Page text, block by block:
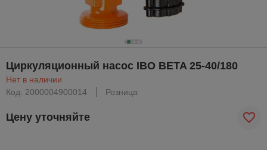
Циркуляционный насос IBO BETA 25-40/180
Нет в наличии
Код: 2000004900014
Розница
Цену уточняйте